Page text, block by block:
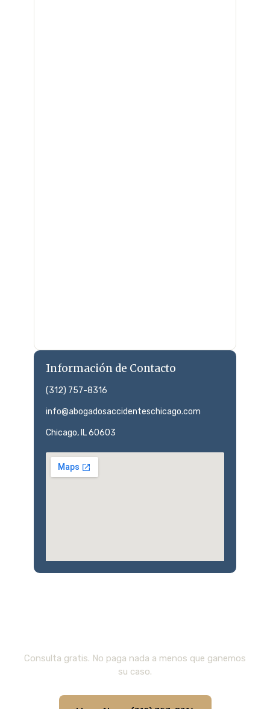
Información de Contacto
(312) 757-8316
info@abogadosaccidenteschicago.com
Chicago, IL 60603
Consulta gratis. No paga nada a menos que ganemos
su caso.